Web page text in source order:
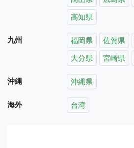
高知県
九州 福岡県 佐賀県
大分県
宮崎県
沖縄 沖縄県
海外 台湾